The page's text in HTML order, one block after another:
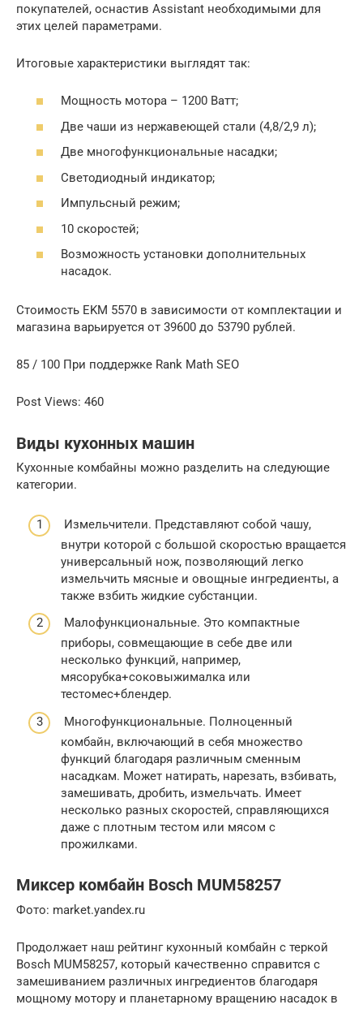
покупателей, оснастив Assistant необходимыми для
этих целей параметрами.
Итоговые характеристики выглядят так:
Мощность мотора – 1200 Ватт;
Две чаши из нержавеющей стали (4,8/2,9 л);
Две многофункциональные насадки;
Светодиодный индикатор;
Импульсный режим;
10 скоростей;
Возможность установки дополнительных
насадок.
Стоимость EKM 5570 в зависимости от комплектации и
магазина варьируется от 39600 до 53790 рублей.
85 / 100 При поддержке Rank Math SEO
Post Views: 460
Виды кухонных машин
Кухонные комбайны можно разделить на следующие
категории.
Измельчители. Представляют собой чашу,
внутри которой с большой скоростью вращается
универсальный нож, позволяющий легко
измельчить мясные и овощные ингредиенты, а
также взбить жидкие субстанции.
Малофункциональные. Это компактные
приборы, совмещающие в себе две или
несколько функций, например,
мясорубка+соковыжималка или
тестомес+блендер.
Многофункциональные. Полноценный
комбайн, включающий в себя множество
функций благодаря различным сменным
насадкам. Может натирать, нарезать, взбивать,
замешивать, дробить, измельчать. Имеет
несколько разных скоростей, справляющихся
даже с плотным тестом или мясом с
прожилками.
Миксер комбайн Bosch MUM58257
Фото: market.yandex.ru
Продолжает наш рейтинг кухонный комбайн с теркой
Bosch MUM58257, который качественно справится с
замешиванием различных ингредиентов благодаря
мощному мотору и планетарному вращению насадок в